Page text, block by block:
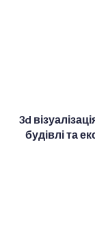
3d
будівлі та